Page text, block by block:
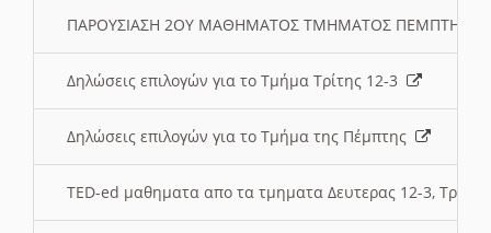
ΠΑΡΟΥΣΙΑΣΗ 2ΟΥ ΜΑΘΗΜΑΤΟΣ ΤΜΗΜΑΤΟΣ
Δηλώσεις επιλογών για το Τμήμα Τρίτης 12-3
Δηλώσεις επιλογών για το Τμήμα της Πέμπτης
TED-ed μαθηματα απο τα τμηματα Δευτερας 12-3,